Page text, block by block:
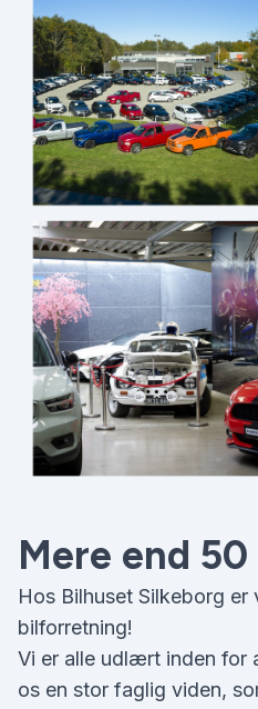
Mere end
Hos Bilhuset Silkeborg er
bilforretning!
Vi er alle udlært inden for
os en stor faglig viden,